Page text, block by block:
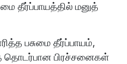
தீர்ப்பாயத்தில் மனுத்
பசுமை தீர்ப்பாயம்,
பிரச்சனைகள்